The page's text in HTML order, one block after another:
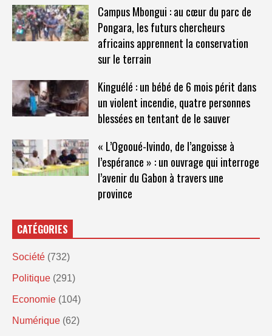
Campus Mbongui : au cœur du parc de
Pongara, les futurs chercheurs
africains apprennent la conservation
sur le terrain
Kinguélé : un bébé de 6 mois périt dans
un violent incendie, quatre personnes
blessées en tentant de le sauver
« L’Ogooué-Ivindo, de l’angoisse à
l’espérance » : un ouvrage qui interroge
l’avenir du Gabon à travers une
province
CATÉGORIES
Société (732)
Politique (291)
Economie (104)
Numérique (62)